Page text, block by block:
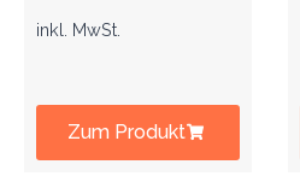
inkl. MwSt.
Zum Produkt